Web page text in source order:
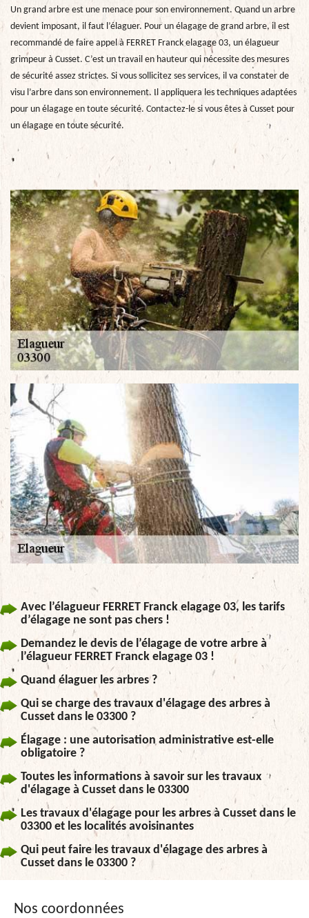
Un grand arbre est une menace pour son environnement. Quand un arbre
devient imposant, il faut l’élaguer. Pour un élagage de grand arbre, il est
recommandé de faire appel à FERRET Franck elagage 03, un élagueur
grimpeur à Cusset. C’est un travail en hauteur qui nécessite des mesures
de sécurité assez strictes. Si vous sollicitez ses services, il va constater de
visu l’arbre dans son environnement. Il appliquera les techniques adaptées
pour un élagage en toute sécurité. Contactez-le si vous êtes à Cusset pour
un élagage en toute sécurité.
Avec l’élagueur FERRET Franck elagage 03, les tarifs
d’élagage ne sont pas chers !
Demandez le devis de l’élagage de votre arbre à
l’élagueur FERRET Franck elagage 03 !
Quand élaguer les arbres ?
Qui se charge des travaux d'élagage des arbres à
Cusset dans le 03300 ?
Élagage : une autorisation administrative est-elle
obligatoire ?
Toutes les informations à savoir sur les travaux
d'élagage à Cusset dans le 03300
Les travaux d'élagage pour les arbres à Cusset dans le
03300 et les localités avoisinantes
Qui peut faire les travaux d'élagage des arbres à
Cusset dans le 03300 ?
Nos coordonnées